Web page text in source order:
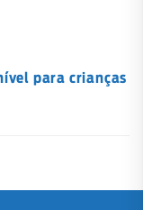
para crianças